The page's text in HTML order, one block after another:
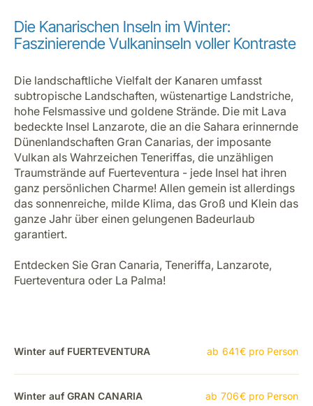
Die Kanarischen Inseln im Winter:
Faszinierende Vulkaninseln voller Kontraste
Die landschaftliche Vielfalt der Kanaren umfasst
subtropische Landschaften, wüstenartige Landstriche,
hohe Felsmassive und goldene Strände. Die mit Lava
bedeckte Insel Lanzarote, die an die Sahara erinnernde
Dünenlandschaften Gran Canarias, der imposante
Vulkan als Wahrzeichen Teneriffas, die unzähligen
Traumstrände auf Fuerteventura - jede Insel hat ihren
ganz persönlichen Charme! Allen gemein ist allerdings
das sonnenreiche, milde Klima, das Groß und Klein das
ganze Jahr über einen gelungenen Badeurlaub
garantiert.
Entdecken Sie Gran Canaria, Teneriffa, Lanzarote,
Fuerteventura oder La Palma!
Winter auf FUERTEVENTURA ab 641€ pro Person
Winter auf GRAN CANARIA ab 706€ pro Person